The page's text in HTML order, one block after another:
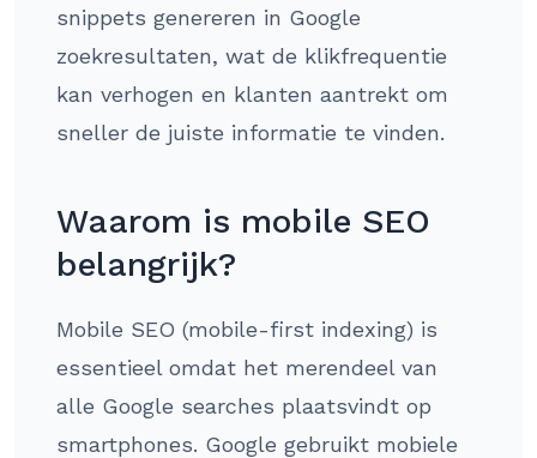
snippets genereren in Google
zoekresultaten, wat de klikfrequentie
kan verhogen en klanten aantrekt om
sneller de juiste informatie te vinden.
Waarom is mobile SEO
belangrijk?
Mobile SEO (mobile-first indexing) is
essentieel omdat het merendeel van
alle Google searches plaatsvindt op
smartphones. Google gebruikt mobiele